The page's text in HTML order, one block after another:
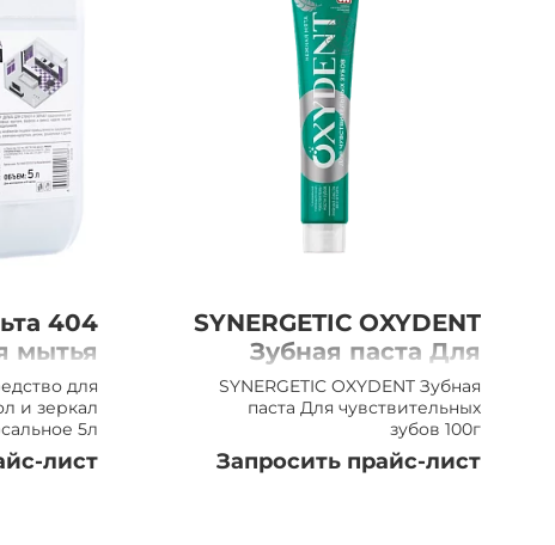
404
мытья
зеркал
5л
для
и зеркал
5л
лист
SYNERGETIC OXYDENT
Зубная паста Для
чувствительных
зубов 100г
SYNERGETIC OXYDENT Зубная
паста Для чувствительных
зубов 100г
Запросить прайс-лист